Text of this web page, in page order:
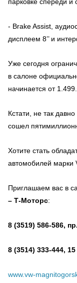
- Brake Assist,
дисплеем 8’’ и
Уже сегодня
в салоне
начинается от
Кстати, не так
сошел
Хотите стать
автомобилей марки
Приглашаем вас в
– Т-Моторс:
8 (3519) 586-586,
8 (3514) 333-444,
www.vw-